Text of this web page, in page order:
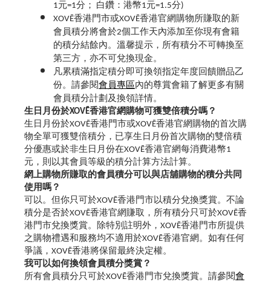
1元=1分； 白鑽：港幣1元=1.5分)
XOVĒ香港門市或XOVĒ香港官網購物所賺取的新
會員積分將會於2個工作天內添加至你現有會籍
的積分結餘內。溫馨提示，所有積分不可轉換至
第三方，亦不可兌換現金。
凡累積滿指定積分即可換領指定年度回饋贈品乙
份。請參閱會員專區內的尊賞會籍 了解更多有關
會員積分計劃及換領詳情。
生日月份於XOVĒ香港官網購物可獲雙倍積分嗎？
生日月份於XOVĒ香港門市或XOVĒ香港官網購物的首次購
物全單可獲雙倍積分，已享生日月份首次購物的雙倍積
分優惠或於非生日月份在XOVĒ香港官網每消費港幣1
元，則以其會員等級的積分計算方法計算。
網上購物所賺取的會員積分可以與店舖購物的積分共同
使用嗎？
可以。但你只可於XOVĒ香港門市以積分兌換獎賞。不論
積分是否於XOVĒ香港官網賺取，所有積分只可於XOVĒ香
港門市兌換獎賞。除特別註明外，XOVĒ香港門市所提供
之購物禮遇和服務均不適用於XOVĒ香港官網。如有任何
爭議，XOVĒ香港將保留最終決定權。
我可以如何換領會員積分獎賞？
所有會員積分只可於XOVĒ香港門市兌換獎賞。請參閱會